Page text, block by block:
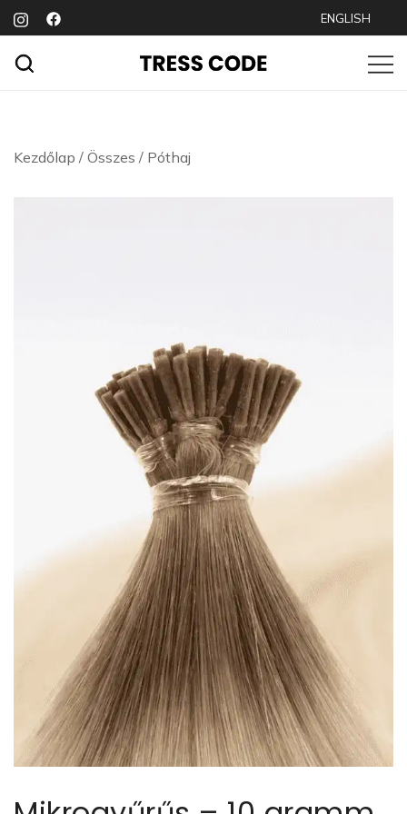
Skip
to
content
ENGLISH
Kezdőlap / Összes / Póthaj